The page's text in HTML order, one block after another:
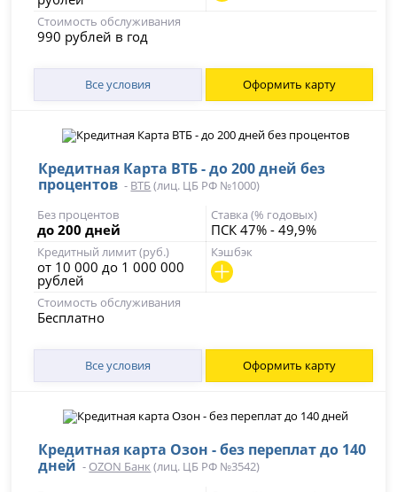
Стоимость обслуживания
990 рублей в год
Все условия Оформить карту
Кредитная Карта ВТБ - до 200 дней без
процентов - ВТБ(лиц. ЦБ РФ №1000)
Без процентов
до 200 дней
Ставка (% годовых)
ПСК 47% - 49,9%
Кредитный лимит (руб.)
от 10 000 до 1 000 000
рублей
Кэшбэк
Стоимость обслуживания
Бесплатно
Все условия Оформить карту
Кредитная карта Озон - без переплат до 140
дней - OZON Банк (лиц. ЦБ РФ №3542)